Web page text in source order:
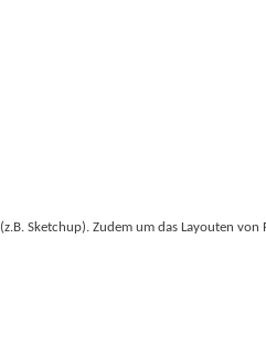
Sketchup). Zudem um das Layouten von